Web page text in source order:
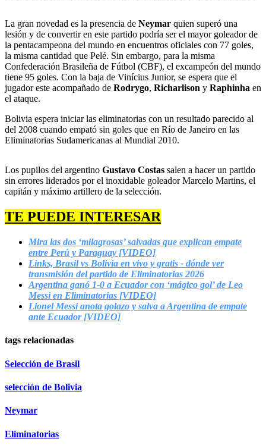
La gran novedad es la presencia de Neymar quien superó una
lesión y de convertir en este partido podría ser el mayor goleador de
la pentacampeona del mundo en encuentros oficiales con 77 goles,
la misma cantidad que Pelé. Sin embargo, para la misma
Confederación Brasileña de Fútbol (CBF), el excampeón del mundo
tiene 95 goles. Con la baja de Vinícius Junior, se espera que el
jugador este acompañado de Rodrygo, Richarlison y Raphinha en
el ataque.
Bolivia espera iniciar las eliminatorias con un resultado parecido al
del 2008 cuando empató sin goles que en Río de Janeiro en las
Eliminatorias Sudamericanas al Mundial 2010.
Los pupilos del argentino Gustavo Costas salen a hacer un partido
sin errores liderados por el inoxidable goleador Marcelo Martins, el
capitán y máximo artillero de la selección.
TE PUEDE INTERESAR
Mira las dos ‘milagrosas’ salvadas que explican empate
entre Perú y Paraguay [VIDEO]
Links, Brasil vs Bolivia en vivo y gratis - dónde ver
transmisión del partido de Eliminatorias 2026
Argentina ganó 1-0 a Ecuador con ‘mágico gol’ de Leo
Messi en Eliminatorias [VIDEO]
Lionel Messi anota golazo y salva a Argentina de empate
ante Ecuador [VIDEO]
tags relacionadas
Selección de Brasil
selección de Bolivia
Neymar
Eliminatorias